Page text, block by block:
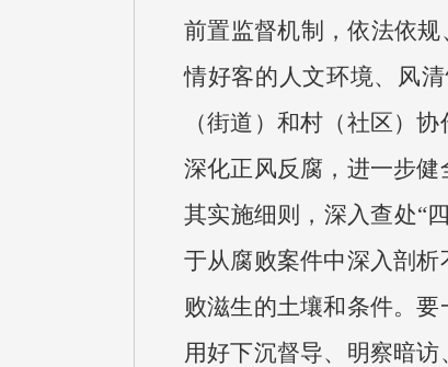
前置监督机制，依法依
情好客的人文环境、风
（街道）和村（社区）
深化正风反腐，进一步
其实施细则，深入查处“
于从腐败案件中深入剖
败滋生的土壤和条件。
用好下沉督导、明察暗